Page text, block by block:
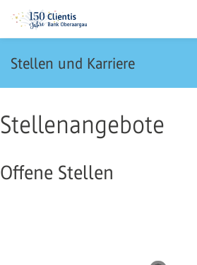
Stellen und Karriere
Stellenangebote
Offene Stellen